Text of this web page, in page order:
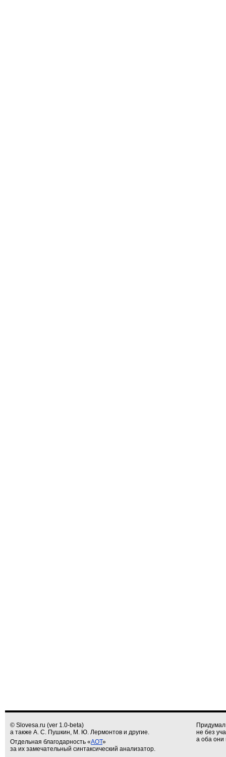
© Slovesa.ru (ver 1.0-beta)
а также А. С. Пушкин, М. Ю. Лермонтов и другие.
Отдельная благодарность «АОТ»
за их замечательный синтаксический анализатор.
не без
а оба они